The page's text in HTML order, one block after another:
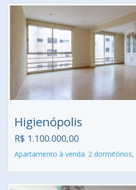
Higienópolis
R$ 1.100.000,00
Apartamento à venda. 2 dormitórios,